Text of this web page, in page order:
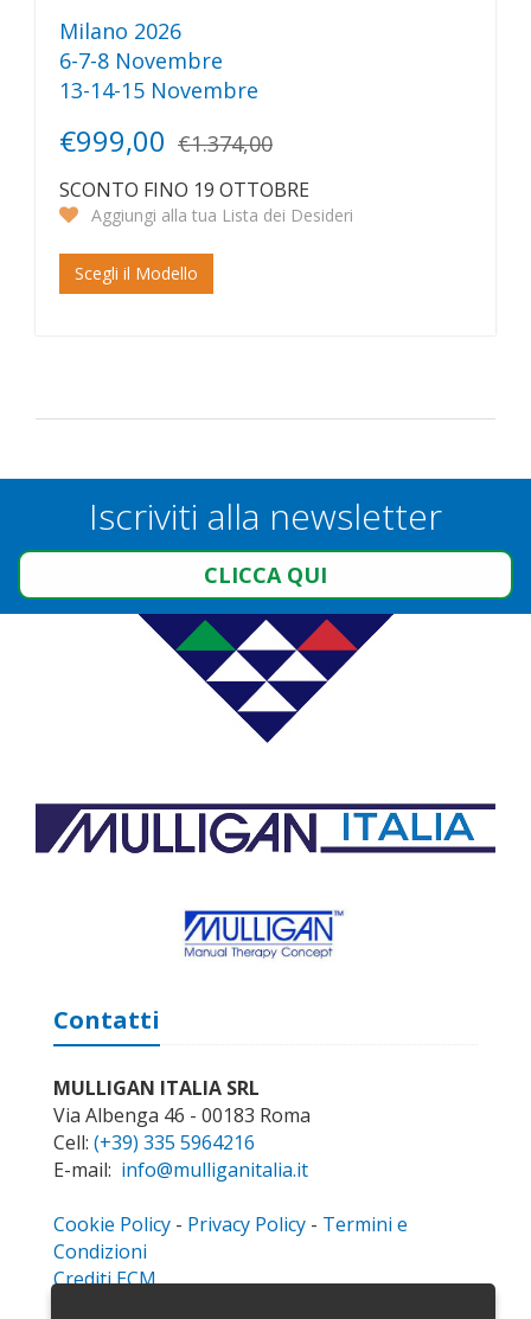
Milano 2026
6-7-8 Novembre
13-14-15 Novembre
€999,00 €1.374,00
SCONTO FINO 19 OTTOBRE
Aggiungi alla tua Lista dei Desideri
Scegli il Modello
Iscriviti alla newsletter
CLICCA QUI
Contatti
MULLIGAN ITALIA SRL
Via Albenga 46 - 00183 Roma
Cell: (+39) 335 5964216
E-mail: info@mulliganitalia.it
Cookie Policy - Privacy Policy - Termini e
Condizioni
Crediti ECM